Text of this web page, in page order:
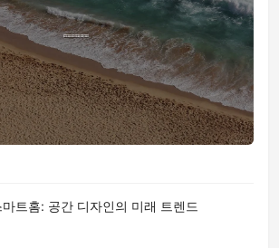
트홈: 공간 디자인의 미래 트렌드